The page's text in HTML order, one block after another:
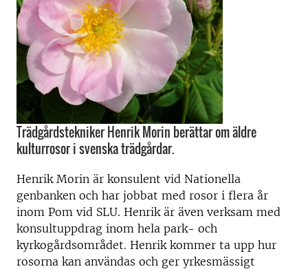
Trädgårdstekniker Henrik Morin berättar om äldre
kulturrosor i svenska trädgårdar.
Henrik Morin är konsulent vid Nationella
genbanken och har jobbat med rosor i flera år
inom Pom vid SLU. Henrik är även verksam med
konsultuppdrag inom hela park- och
kyrkogårdsområdet. Henrik kommer ta upp hur
rosorna kan användas och ger yrkesmässigt